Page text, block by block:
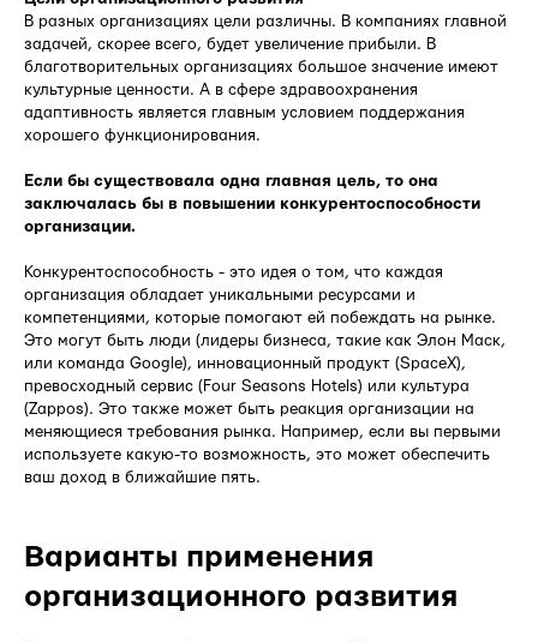
В разных организациях цели различны. В компаниях главной
задачей, скорее всего, будет увеличение прибыли. В
благотворительных организациях большое значение имеют
культурные ценности. А в сфере здравоохранения
адаптивность является главным условием поддержания
хорошего функционирования.
Если бы существовала одна главная цель, то она
заключалась бы в повышении конкурентоспособности
организации.
Конкурентоспособность - это идея о том, что каждая
организация обладает уникальными ресурсами и
компетенциями, которые помогают ей побеждать на рынке.
Это могут быть люди (лидеры бизнеса, такие как Элон Маск,
или команда Google), инновационный продукт (SpaceX),
превосходный сервис (Four Seasons Hotels) или культура
(Zappos). Это также может быть реакция организации на
меняющиеся требования рынка. Например, если вы первыми
используете какую-то возможность, это может обеспечить
ваш доход в ближайшие пять.
Варианты применения
организационного развития